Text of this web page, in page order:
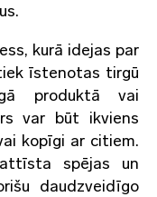
kurā idejas par
īstenotas tirgū
produktā vai
var būt ikviens
kopīgi ar citiem.
spējas un
daudzveidīgo